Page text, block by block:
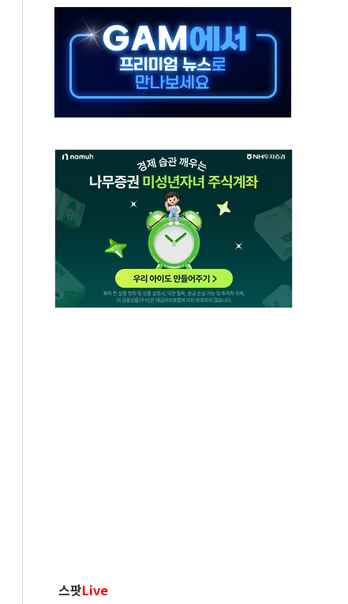
장병 금융교육·전역 지원 협약
' 6개월 배타적사용권 획득
위기…관리종목 우려 지정예고 총 63개
률… 실수요자 관심
스팟Live